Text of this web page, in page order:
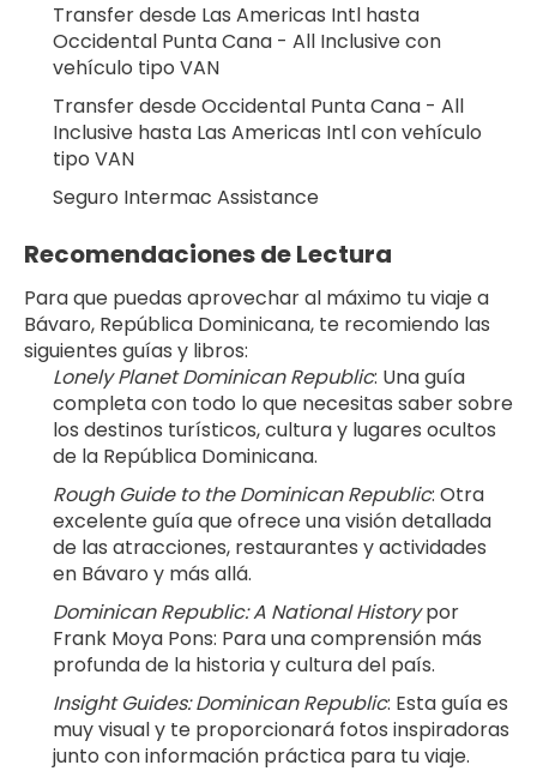
Transfer desde Las Americas Intl hasta
Occidental Punta Cana - All Inclusive con
vehículo tipo VAN
Transfer desde Occidental Punta Cana - All
Inclusive hasta Las Americas Intl con vehículo
tipo VAN
Seguro Intermac Assistance
Recomendaciones de Lectura
Para que puedas aprovechar al máximo tu viaje a
Bávaro, República Dominicana, te recomiendo las
siguientes guías y libros:
Lonely Planet Dominican Republic: Una guía
completa con todo lo que necesitas saber sobre
los destinos turísticos, cultura y lugares ocultos
de la República Dominicana.
Rough Guide to the Dominican Republic: Otra
excelente guía que ofrece una visión detallada
de las atracciones, restaurantes y actividades
en Bávaro y más allá.
Dominican Republic: A National History por
Frank Moya Pons: Para una comprensión más
profunda de la historia y cultura del país.
Insight Guides: Dominican Republic: Esta guía es
muy visual y te proporcionará fotos inspiradoras
junto con información práctica para tu viaje.